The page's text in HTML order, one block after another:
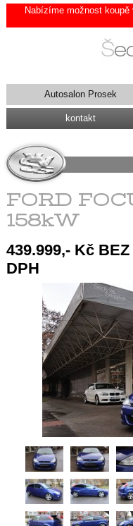
Nabízíme možnost
Autosalon Prosek
kontakt
FORD
158kW
439.999,- Kč
DPH